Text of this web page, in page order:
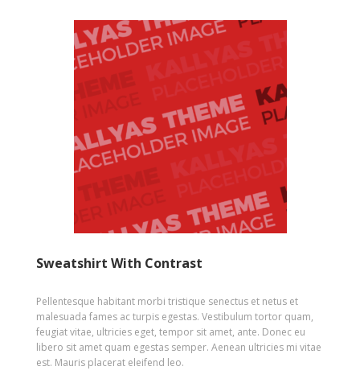
Sweatshirt With Contrast
Pellentesque habitant morbi tristique senectus et netus et
malesuada fames ac turpis egestas. Vestibulum tortor quam,
feugiat vitae, ultricies eget, tempor sit amet, ante. Donec eu
libero sit amet quam egestas semper. Aenean ultricies mi vitae
est. Mauris placerat eleifend leo.